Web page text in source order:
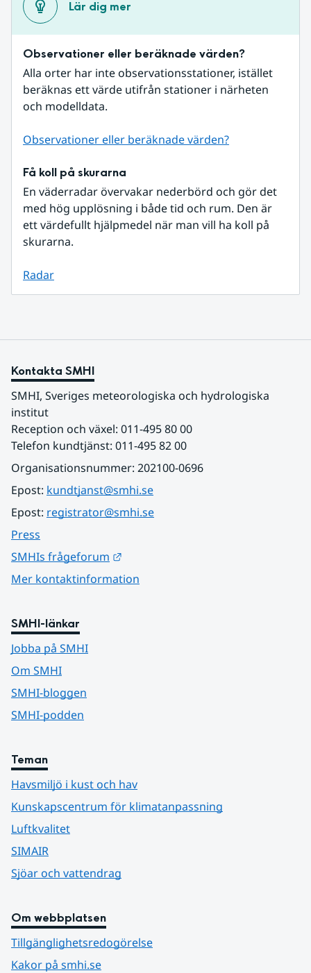
Lär dig mer
Observationer eller beräknade värden?
Alla orter har inte observationsstationer, istället
beräknas ett värde utifrån stationer i närheten
och modelldata.
Observationer eller beräknade värden?
Få koll på skurarna
En väderradar övervakar nederbörd och gör det
med hög upplösning i både tid och rum. Den är
ett värdefullt hjälpmedel när man vill ha koll på
skurarna.
Radar
Kontakta SMHI
SMHI, Sveriges meteorologiska och hydrologiska
institut
Reception och växel: 011-495 80 00
Telefon kundtjänst: 011-495 82 00
Organisationsnummer: 202100-0696
Epost: kundtjanst@smhi.se
Epost: registrator@smhi.se
Press
SMHIs frågeforum
Mer kontaktinformation
SMHI-länkar
Jobba på SMHI
Om SMHI
SMHI-bloggen
SMHI-podden
Teman
Havsmiljö i kust och hav
Kunskapscentrum för klimatanpassning
Luftkvalitet
SIMAIR
Sjöar och vattendrag
Om webbplatsen
Tillgänglighetsredogörelse
Kakor på smhi.se